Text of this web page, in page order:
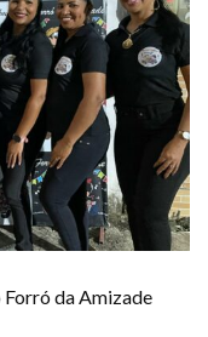
da Amizade